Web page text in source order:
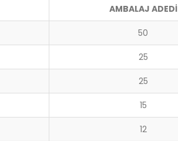
AMBALAJ ADEDİ
50
25
25
15
12